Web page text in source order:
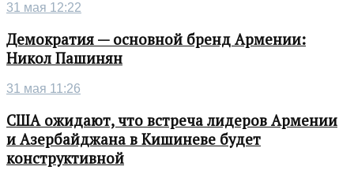
31 мая 12:22
Демократия — основной бренд Армении:
Никол Пашинян
31 мая 11:26
США ожидают, что встреча лидеров Армении
и Азербайджана в Кишиневе будет
конструктивной